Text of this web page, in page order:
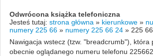
Odwrócona książka telefoniczna
Jesteś tutaj: strona główna » kierunkowe »
numery 225 66 » numery 225 66 24 » 225
Nawigacja wstecz (tzw. "breadcrumb"), która
obecnie oglądanego numeru telefonu